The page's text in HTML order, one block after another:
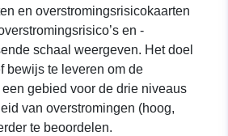
en overstromingsrisicokaarten
en -
schaal weergeven. Het doel
bewijs te leveren om de
gebied voor de drie niveaus
van overstromingen (hoog,
te beoordelen.